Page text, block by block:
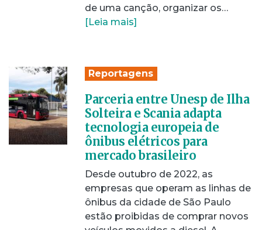
de uma canção, organizar os…
[Leia mais]
Reportagens
Parceria entre Unesp de Ilha
Solteira e Scania adapta
tecnologia europeia de
ônibus elétricos para
mercado brasileiro
Desde outubro de 2022, as
empresas que operam as linhas de
ônibus da cidade de São Paulo
estão proibidas de comprar novos